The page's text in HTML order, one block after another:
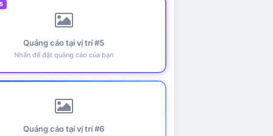
Quảng cáo tại vị trí #5
Nhấn để đặt quảng cáo của bạn
Quảng cáo tại vị trí #6